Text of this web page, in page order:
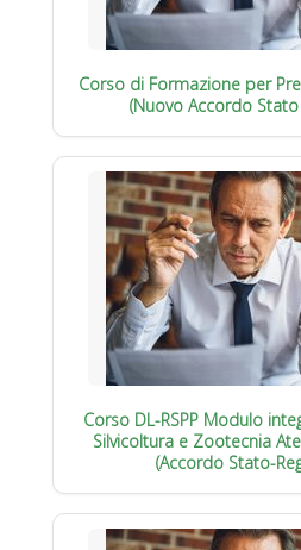
Corso di Formazione per
(Nuovo Accordo Stato
Corso DL-RSPP Modulo
Silvicoltura e Zootecnia
(Accordo Stato-